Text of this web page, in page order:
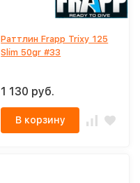
Раттлин Frapp Trixy 125
Slim 50gr #33
1 130 руб.
В корзину